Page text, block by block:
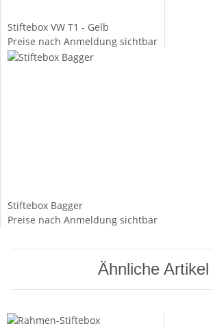
Stiftebox VW T1 - Gelb
Preise nach Anmeldung sichtbar
Stiftebox Bagger
Preise nach Anmeldung sichtbar
Ähnliche Artikel